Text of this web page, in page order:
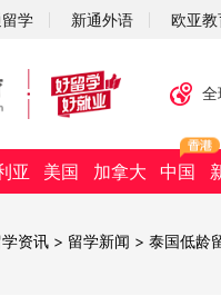
学 新通外语 欧亚教
全
亚 美国 加拿大 中国
学资讯 > 留学新闻 > 泰国低龄